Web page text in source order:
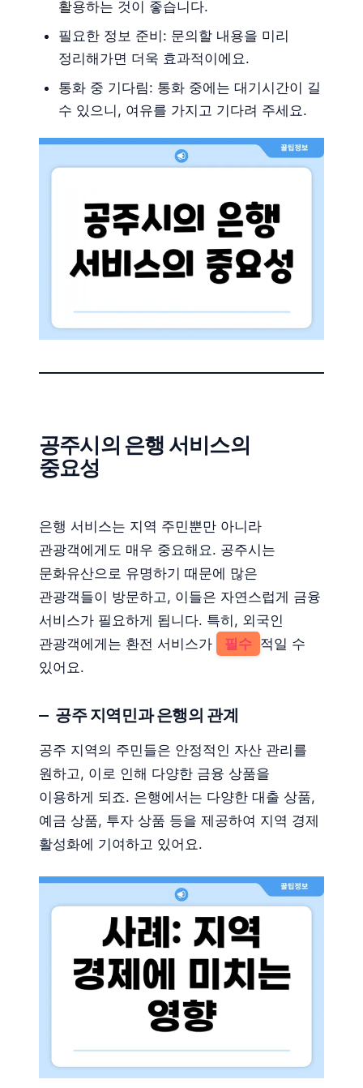
활용하는 것이 좋습니다.
필요한 정보 준비: 문의할 내용을 미리
정리해가면 더욱 효과적이에요.
통화 중 기다림: 통화 중에는 대기시간이 길
수 있으니, 여유를 가지고 기다려 주세요.
공주시의 은행 서비스의
중요성
은행 서비스는 지역 주민뿐만 아니라
관광객에게도 매우 중요해요. 공주시는
문화유산으로 유명하기 때문에 많은
관광객들이 방문하고, 이들은 자연스럽게 금융
서비스가 필요하게 됩니다. 특히, 외국인
관광객에게는 환전 서비스가
필수 적일 수
있어요.
공주 지역민과 은행의 관계
공주 지역의 주민들은 안정적인 자산 관리를
원하고, 이로 인해 다양한 금융 상품을
이용하게 되죠. 은행에서는 다양한 대출 상품,
예금 상품, 투자 상품 등을 제공하여 지역 경제
활성화에 기여하고 있어요.